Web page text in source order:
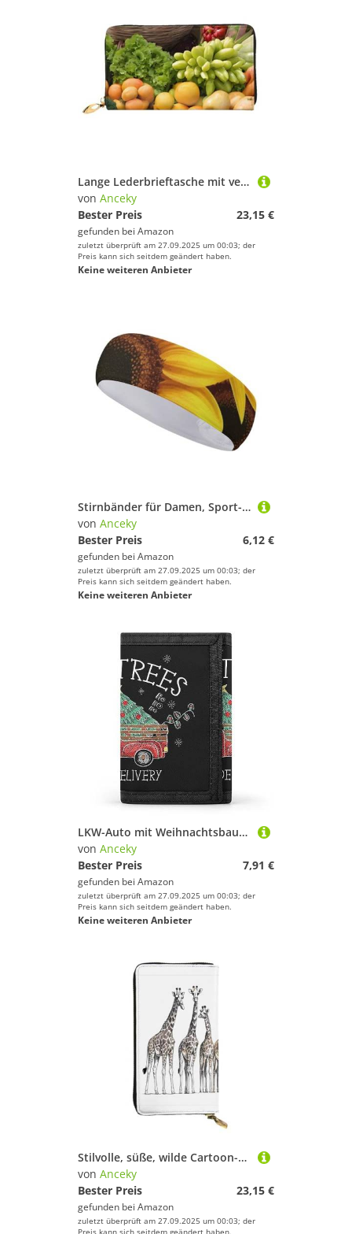
Lange Lederbrieftasche mit verschiedenen frischen Gemüsesorten, große Kapazität, weiche PU-Leder-Geldbörse für Damen mit mehreren Kartenfächern, Handytasche und Münzbörse mit Reißverschluss, stilvolle
von Anceky
Bester Preis
23,15 €
gefunden bei Amazon
zuletzt überprüft am 27.09.2025 um 00:03; der
Preis kann sich seitdem geändert haben.
Keine weiteren Anbieter
Stirnbänder für Damen, Sport-Stirnband mit Sonnenblumen-Aufdruck, Workout-Stirnband, Haarband für Yoga, Radfahren, Basketball
von Anceky
Bester Preis
6,12 €
gefunden bei Amazon
zuletzt überprüft am 27.09.2025 um 00:03; der
Preis kann sich seitdem geändert haben.
Keine weiteren Anbieter
LKW-Auto mit Weihnachtsbaum, gratis auf schwarzer dreifach gefalteter Geldbörse, stilvolle Geldbörse mit Schlüsselanhänger, Kreditkartenetui, Kartenhalter für Crash-Rechnungen, Quittungen, Damen und H
von Anceky
Bester Preis
7,91 €
gefunden bei Amazon
zuletzt überprüft am 27.09.2025 um 00:03; der
Preis kann sich seitdem geändert haben.
Keine weiteren Anbieter
Stilvolle, süße, wilde Cartoon-Giraffen-Geldbörse für Damen, lange Geldbörse, großes Fassungsvermögen, PU-Leder, mit mehreren Kartenfächern, Handykartenhalter, Clutch, Kreditkarten-, Münz- und Geldsch
von Anceky
Bester Preis
23,15 €
gefunden bei Amazon
zuletzt überprüft am 27.09.2025 um 00:03; der
Preis kann sich seitdem geändert haben.